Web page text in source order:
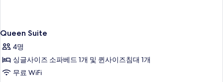
Queen Suite
4명
싱글사이즈 소파베드 1개 및 퀸사이즈침대 1개
무료 WiFi